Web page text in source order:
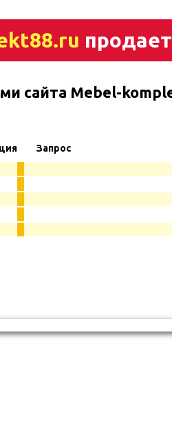
сайта Mebel-
Запрос